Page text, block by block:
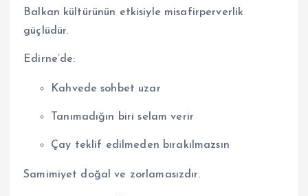
Balkan kültürünün etkisiyle misafirperverlik
güçlüdür.
Edirne’de:
Kahvede sohbet uzar
Tanımadığın biri selam verir
Çay teklif edilmeden bırakılmazsın
Samimiyet doğal ve zorlamasızdır.